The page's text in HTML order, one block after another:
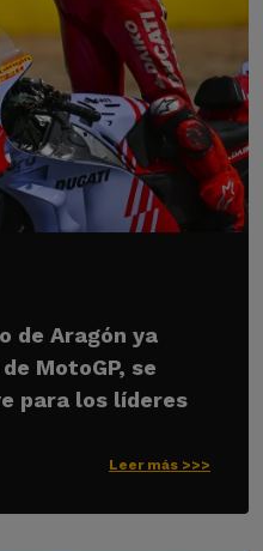
de Aragón ya
MotoGP, se
para los líderes
Leer más >>>